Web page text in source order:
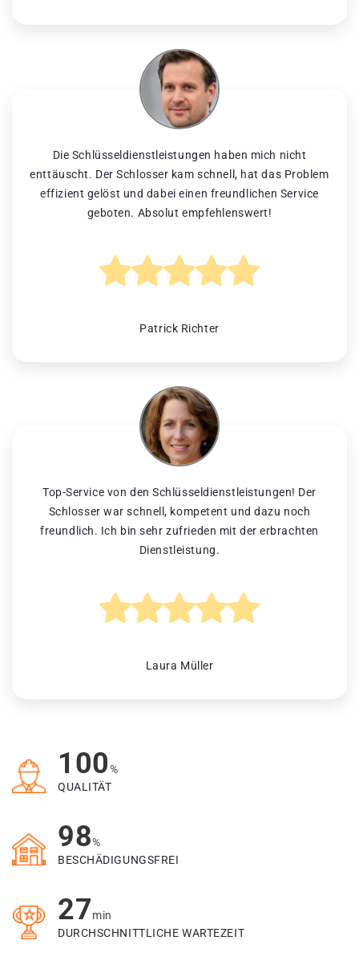
Die Schlüsseldienstleistungen haben mich nicht
enttäuscht. Der Schlosser kam schnell, hat das Problem
effizient gelöst und dabei einen freundlichen Service
geboten. Absolut empfehlenswert!
Patrick Richter
Top-Service von den Schlüsseldienstleistungen! Der
Schlosser war schnell, kompetent und dazu noch
freundlich. Ich bin sehr zufrieden mit der erbrachten
Dienstleistung.
Laura Müller
100%
QUALITÄT
98%
BESCHÄDIGUNGSFREI
27min
DURCHSCHNITTLICHE WARTEZEIT